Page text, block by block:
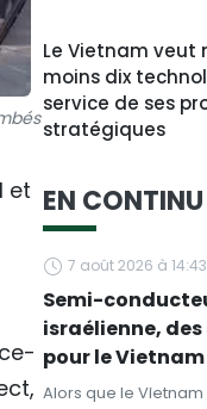
et
Le Vietnam veut
moins dix
service de ses
stratégiques
EN CONTINU
7 août 2026 à
Semi-
israélienne,
pour le Vietnam
Alors que le